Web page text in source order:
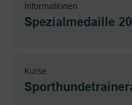
Informationen
Spezialmedaille
Kurse